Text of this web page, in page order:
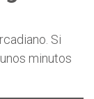
Si
minutos